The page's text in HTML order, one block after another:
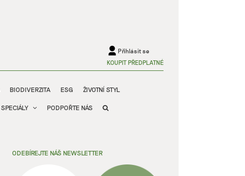
Přihlásit se
KOUPIT PŘEDPLATNÉ
BIODIVERZITA ESG ŽIVOTNÍ STYL
SPECIÁLY PODPOŘTE NÁS
ODEBÍREJTE NÁŠ NEWSLETTER